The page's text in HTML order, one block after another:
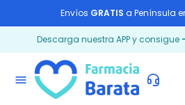
Envíos GRATIS a Península
Descarga nuestra APP y consigue
menu